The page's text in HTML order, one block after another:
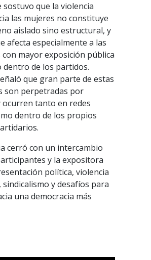
sostuvo que la violencia
las mujeres no constituye
aislado sino estructural, y
afecta especialmente a las
con mayor exposición pública
dentro de los partidos.
que gran parte de estas
son perpetradas por
ocurren tanto en redes
dentro de los propios
cerró con un intercambio
y la expositora
política, violencia
y desafíos para
una democracia más